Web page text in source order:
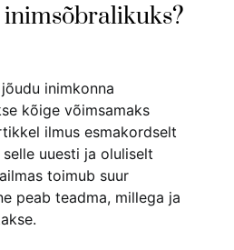
inimkonna
kõige võimsamaks
ilmus esmakordselt
selle uuesti ja oluliselt
toimub suur
peab teadma, millega ja